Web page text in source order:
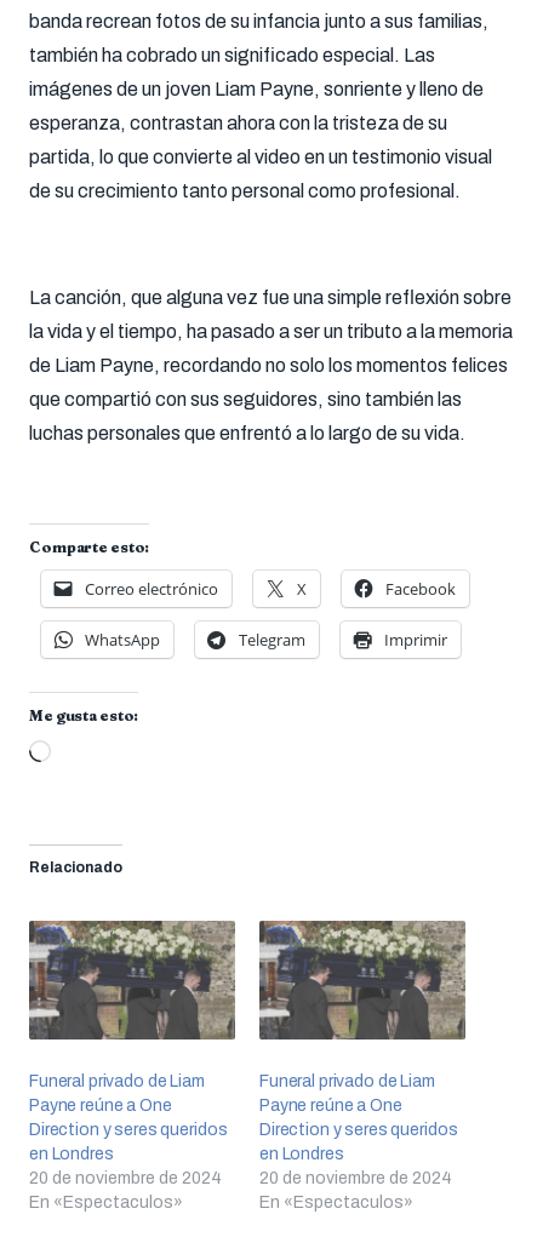
banda recrean fotos de su infancia junto a sus familias,
también ha cobrado un significado especial. Las
imágenes de un joven Liam Payne, sonriente y lleno de
esperanza, contrastan ahora con la tristeza de su
partida, lo que convierte al video en un testimonio visual
de su crecimiento tanto personal como profesional.
La canción, que alguna vez fue una simple reflexión sobre
la vida y el tiempo, ha pasado a ser un tributo a la memoria
de Liam Payne, recordando no solo los momentos felices
que compartió con sus seguidores, sino también las
luchas personales que enfrentó a lo largo de su vida.
Comparte esto:
Correo electrónico X Facebook
WhatsApp Telegram Imprimir
Me gusta esto:
Cargando...
Relacionado
Funeral privado de Liam
Payne reúne a One
Direction y seres queridos
en Londres
20 de noviembre de 2024
En «Espectaculos»
Funeral privado de Liam
Payne reúne a One
Direction y seres queridos
en Londres
20 de noviembre de 2024
En «Espectaculos»